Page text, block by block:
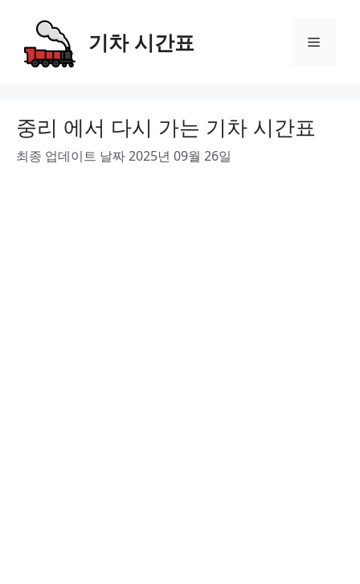
content
기차 시간표 Menu
중리 에서 다시 가는 기차 시간표
최종 업데이트 날짜 2025년 09월 26일